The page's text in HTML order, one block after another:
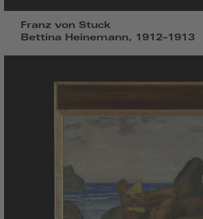
Franz von Stuck
Bettina Heinemann, 1912–1913